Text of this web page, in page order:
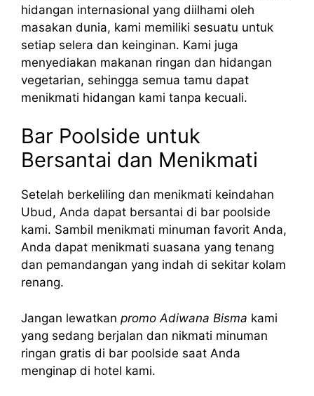
hidangan internasional yang diilhami oleh
masakan dunia, kami memiliki sesuatu untuk
setiap selera dan keinginan. Kami juga
menyediakan makanan ringan dan hidangan
vegetarian, sehingga semua tamu dapat
menikmati hidangan kami tanpa kecuali.
Bar Poolside untuk
Bersantai dan Menikmati
Setelah berkeliling dan menikmati keindahan
Ubud, Anda dapat bersantai di bar poolside
kami. Sambil menikmati minuman favorit Anda,
Anda dapat menikmati suasana yang tenang
dan pemandangan yang indah di sekitar kolam
renang.
Jangan lewatkan promo Adiwana Bisma kami
yang sedang berjalan dan nikmati minuman
ringan gratis di bar poolside saat Anda
menginap di hotel kami.